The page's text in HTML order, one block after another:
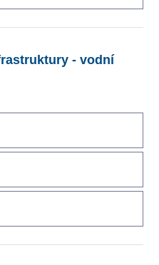
- vodní